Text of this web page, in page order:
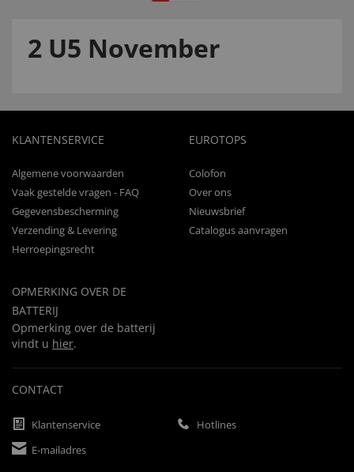
2 U5 November
KLANTENSERVICE
Algemene voorwaarden
Vaak gestelde vragen - FAQ
Gegevensbescherming
Verzending & Levering
Herroepingsrecht
OPMERKING OVER DE
BATTERIJ
Opmerking over de batterij
vindt u hier.
EUROTOPS
Colofon
Over ons
Nieuwsbrief
Catalogus aanvragen
CONTACT
Klantenservice
Hotlines
E-mailadres